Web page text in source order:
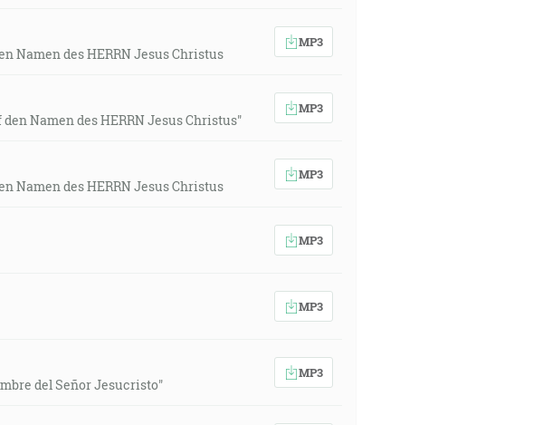
Namen des HERRN Jesus Christus
MP3
Namen des HERRN Jesus Christus"
MP3
Namen des HERRN Jesus Christus
MP3
MP3
MP3
del Señor Jesucristo"
MP3